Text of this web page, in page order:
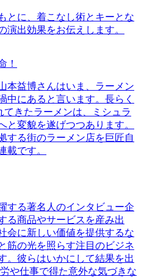
とに、着こなし術とキーとな
演出効果をお伝えします。
！
本益博さんはいま、ラーメン
中にあると言います。長らく
きたラーメンは、ミシュラ
と変貌を遂げつつあります。
する街のラーメン店を巨匠自
載です。
する著名人のインタビュー企
る商品やサービスを産み出
会に新しい価値を提供するな
筋の光を照らす注目のビジネ
。彼らはいかにして結果を出
や仕事で得た意外な気づきな